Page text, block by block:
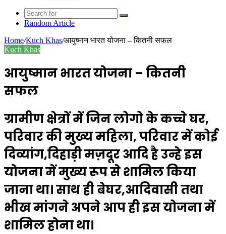
Random Article
Home/Kuch Khas/आयुष्मान भारत योजना – कितनी सफल
Kuch Khas
आयुष्मान भारत योजना – कितनी
सफल
ग्रामीण क्षेत्रों में जिन लोगो के कच्चे घर,
परिवार की मुख्य महिला, परिवार में कोई
दिव्यांग,दिहाड़ी मज़दूर आदि है उन्हे इस
योजना में मुख्य रूप से शामिल किया
जाना था। साथ ही बेघर,आदिवासी तथा
भीख मांगने अपने आप ही इस योजना में
शामिल होना था।